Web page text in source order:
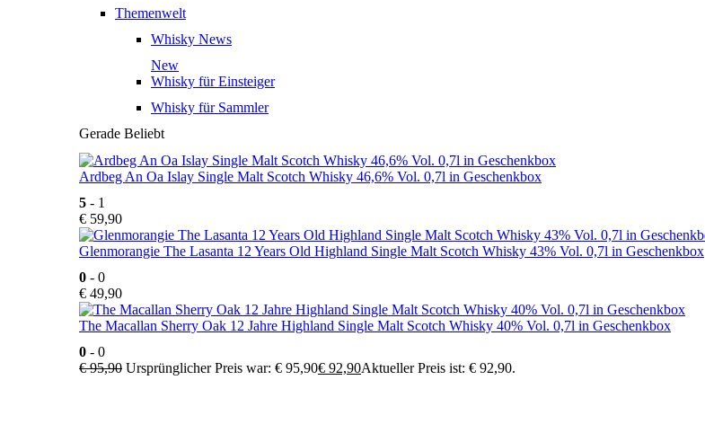
Themenwelt
Whisky News
New
Whisky für Einsteiger
Whisky für Sammler
Gerade Beliebt
Ardbeg An Oa Islay Single Malt Scotch Whisky 46,6% Vol. 0,7l in Geschenkbox
5 - 1
€ 59,90
Glenmorangie The Lasanta 12 Years Old Highland Single Malt Scotch Whisky 43% Vol. 0,7l in Geschenkbox
0 - 0
€ 49,90
The Macallan Sherry Oak 12 Jahre Highland Single Malt Scotch Whisky 40% Vol. 0,7l in Geschenkbox
0 - 0
€95,90 Ursprünglicher Preis war: € 95,90€ 92,90Aktueller Preis ist: € 92,90.